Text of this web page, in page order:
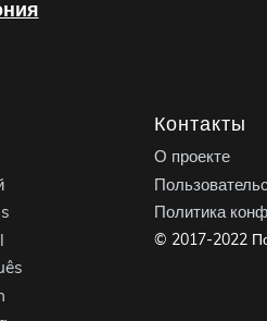
Контакты
О проекте
Политика
© 2017-2022